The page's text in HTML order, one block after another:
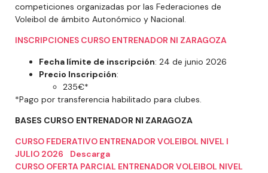
competiciones organizadas por las Federaciones de
Voleibol de ámbito Autonómico y Nacional.
INSCRIPCIONES CURSO ENTRENADOR NI ZARAGOZA
Fecha límite de inscripción: 24 de junio 2026
Precio Inscripción:
235€*
*Pago por transferencia habilitado para clubes.
BASES CURSO ENTRENADOR NI ZARAGOZA
CURSO FEDERATIVO ENTRENADOR VOLEIBOL NIVEL I
JULIO 2026
Descarga
CURSO OFERTA PARCIAL ENTRENADOR VOLEIBOL NIVEL